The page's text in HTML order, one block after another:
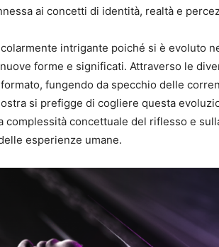
ai concetti di identità, realtà e
intrigante poiché si è evoluto
forme e significati. Attraverso le
fungendo da specchio delle
si prefigge di cogliere questa
complessità concettuale del riflesso e
esperienze umane.